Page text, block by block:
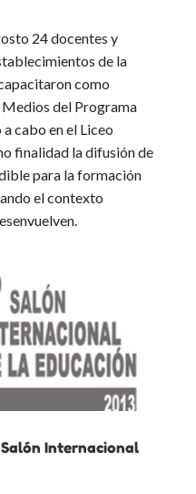
24 docentes y
de la
como
del Programa
cabo en el Liceo
finalidad la difusión de
para la formación
el contexto
Internacional